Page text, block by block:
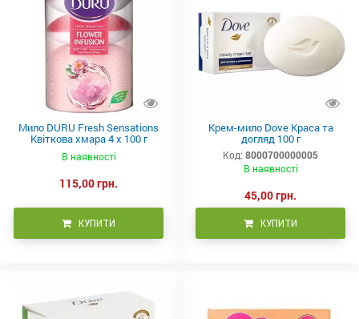
Мило DURU Fresh Sensations
Квіткова хмара 4 х 100 г
(8690506517960)
В наявності
115,00 грн.
КУПИТИ
Крем-мило Dove Краса та
догляд 100 г
Код: 8000700000005
В наявності
45,00 грн.
КУПИТИ